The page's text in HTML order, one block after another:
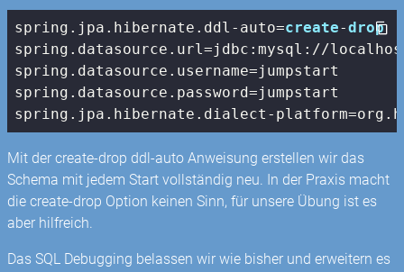
spring.jpa.hibernate.ddl-auto=create-drop
spring.datasource.url=jdbc:mysql://
spring.datasource.username=jumpstart
spring.datasource.password=jumpstart
spring.jpa.hibernate.dialect-
Mit der create-drop ddl-auto Anweisung erstellen wir das
Schema mit jedem Start vollständig neu. In der Praxis macht
die create-drop Option keinen Sinn, für unsere Übung ist es
aber hilfreich.
Das SQL Debugging belassen wir wie bisher und erweitern es